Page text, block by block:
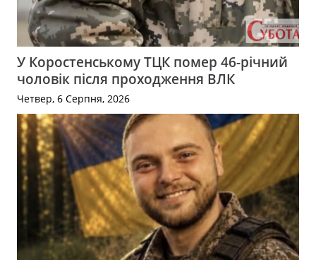
У Коростенському ТЦК помер 46-річний
чоловік після проходження ВЛК
Четвер, 6 Серпня, 2026